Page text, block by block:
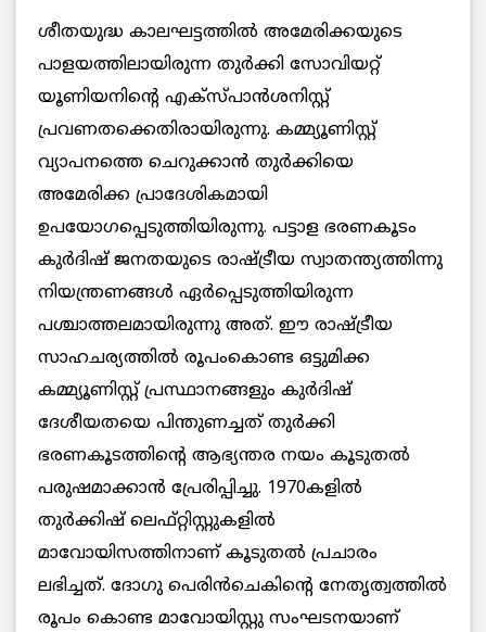
ശീതയുദ്ധ കാലഘട്ടത്തിൽ അമേരിക്കയുടെ
പാളയത്തിലായിരുന്ന തുർക്കി സോവിയറ്റ്
യൂണിയനിൻ്റെ എക്സ്പാൻശനിസ്റ്റ്
പ്രവണതക്കെതിരായിരുന്നു. കമ്മ്യൂണിസ്റ്റ്
വ്യാപനത്തെ ചെറുക്കാൻ തുർക്കിയെ
അമേരിക്ക പ്രാദേശികമായി
ഉപയോഗപ്പെടുത്തിയിരുന്നു. പട്ടാള ഭരണകൂടം
കുർദിഷ് ജനതയുടെ രാഷ്ട്രീയ സ്വാതന്ത്യത്തിന്നു
നിയന്ത്രണങ്ങൾ ഏർപ്പെടുത്തിയിരുന്ന
പശ്ചാത്തലമായിരുന്നു അത്. ഈ രാഷ്ട്രീയ
സാഹചര്യത്തിൽ രൂപംകൊണ്ട ഒട്ടുമിക്ക
കമ്മ്യൂണിസ്റ്റ് പ്രസ്ഥാനങ്ങളും കുർദിഷ്
ദേശീയതയെ പിന്തുണച്ചത് തുർക്കി
ഭരണകൂടത്തിൻ്റെ ആഭ്യന്തര നയം കൂടുതൽ
പരുഷമാക്കാൻ പ്രേരിപ്പിച്ചു. 1970കളിൽ
തുർക്കിഷ് ലെഫ്റ്റിസ്റ്റുകളിൽ
മാവോയിസത്തിനാണ് കൂടുതൽ പ്രചാരം
ലഭിച്ചത്. ദോഗു പെരിൻചെകിൻ്റെ നേതൃത്വത്തിൽ
രൂപം കൊണ്ട മാവോയിസ്റ്റു സംഘടനയാണ്